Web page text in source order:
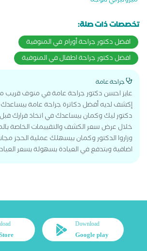
تخصصات ذات صلة:
افضل دكتور جراحة أورام في المنوفية
افضل دكتور جراحة اطفال في المنوفية
جراحة عامة
عايز احسن دكتور جراحة عامة في منوف قريب
إكشف لديه أفضل دكاترة جراحة عامة
دكتور ليك وكمان بيساعدك في اتخاذ قرارك
خلال عرض سعر الكشف والتقييمات الخاصة
وزاروا الدكتور وكمان بيسهلك عملية الحجز
اضافية وبتدفع في العيادة بسهولة بسعر
Download
Google play